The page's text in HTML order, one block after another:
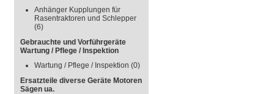
Anhänger Kupplungen für
Rasentraktoren und Schlepper
(6)
Gebrauchte und Vorführgeräte
Wartung / Pflege / Inspektion
Wartung / Pflege / Inspektion (0)
Ersatzteile diverse Geräte Motoren
Sägen ua.